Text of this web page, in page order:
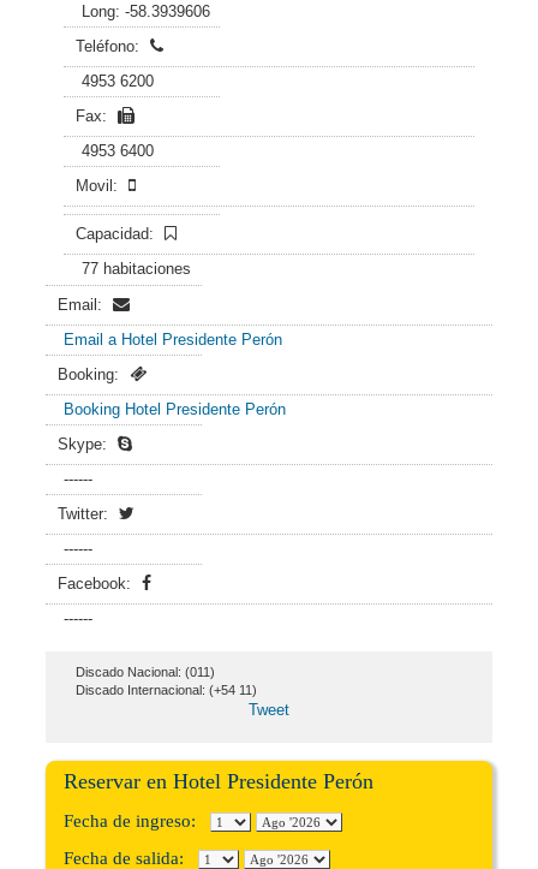
Long: -58.3939606
Teléfono:
4953 6200
Fax:
4953 6400
Movil:
Capacidad:
77 habitaciones
Email:
Email a Hotel Presidente Perón
Booking:
Booking Hotel Presidente Perón
Skype:
------
Twitter:
------
Facebook:
------
Discado Nacional: (011)
Discado Internacional: (+54 11)
Tweet
Reservar en Hotel Presidente Perón
Fecha de ingreso:
Fecha de salida: